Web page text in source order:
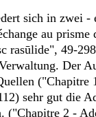
sich in zwei -
au prisme
rasūlide", 49-
Der
("Chapitre
sehr gut die
("Chapitre 2 -